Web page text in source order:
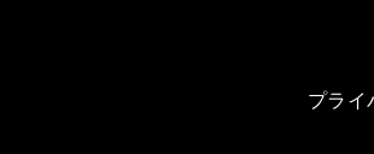
プライ